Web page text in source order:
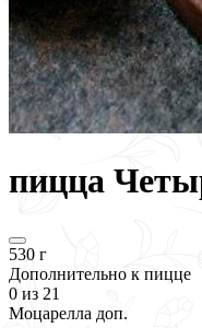
пицца
530 г
Дополнительно к пицце
0 из 21
Моцарелла доп.